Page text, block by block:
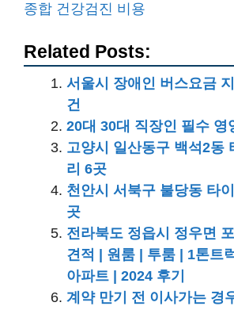
종합 건강검진 비용
Related Posts:
서울시 장애인 버스요금
건
20대 30대 직장인 필수 영
고양시 일산동구 백석2동
리 6곳
천안시 서북구 불당동 타
곳
전라북도 정읍시 정우면
견적 | 원룸 | 투룸 | 1톤트
아파트 | 2024 후기
계약 만기 전 이사가는 경